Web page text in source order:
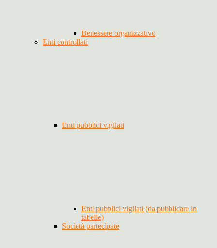
Benessere organizzativo
Enti controllati
Enti pubblici vigilati
Enti pubblici vigilati (da pubblicare in
tabelle)
Società partecipate